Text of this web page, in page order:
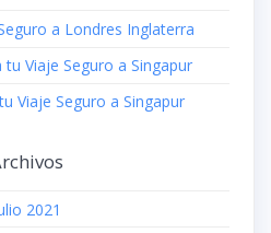
a Londres Inglaterra
tu Viaje Seguro a Singapur
Viaje Seguro a Singapur
2021